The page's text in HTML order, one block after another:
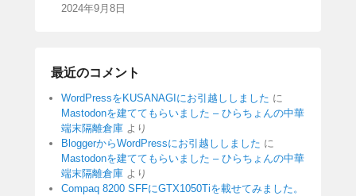
2024年9月8日
最近のコメント
WordPressをKUSANAGIにお引越ししました に
Mastodonを建ててもらいました – ひらちょんの中華
端末隔離倉庫 より
BloggerからWordPressにお引越ししました に
Mastodonを建ててもらいました – ひらちょんの中華
端末隔離倉庫 より
Compaq 8200 SFFにGTX1050Tiを載せてみました。